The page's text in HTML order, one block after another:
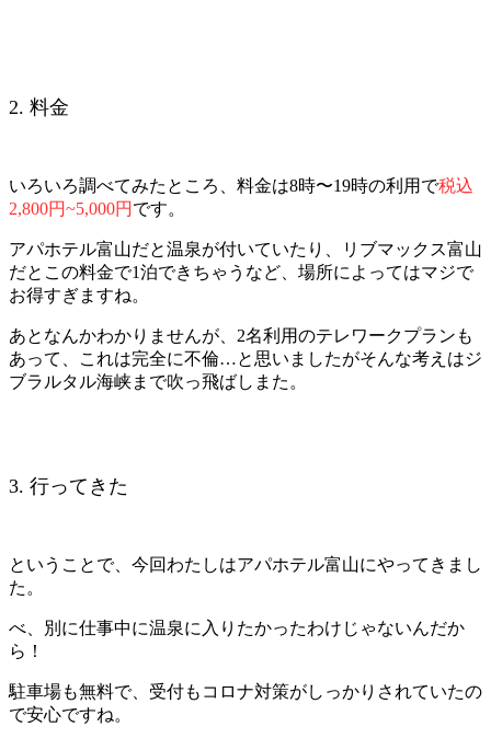
2. 料金
いろいろ調べてみたところ、料金は8時〜19時の利用で税込
2,800円~5,000円 です。
アパホテル富山だと温泉が付いていたり、リブマックス富山
だとこの料金で1泊できちゃうなど、場所によってはマジで
お得すぎますね。
あとなんかわかりませんが、2名利用のテレワークプランも
あって、これは完全に不倫…と思いましたがそんな考えはジ
ブラルタル海峡まで吹っ飛ばしまた。
3. 行ってきた
ということで、今回わたしはアパホテル富山にやってきまし
た。
べ、別に仕事中に温泉に入りたかったわけじゃないんだか
ら！
駐車場も無料で、受付もコロナ対策がしっかりされていたの
で安心ですね。